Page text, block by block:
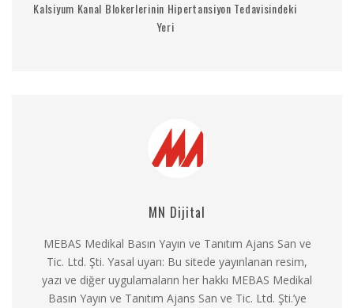
Kalsiyum Kanal Blokerlerinin Hipertansiyon Tedavisindeki
Yeri
MN Dijital
MEBAS Medikal Basın Yayın ve Tanıtım Ajans San ve
Tic. Ltd. Şti. Yasal uyarı: Bu sitede yayınlanan resim,
yazı ve diğer uygulamaların her hakkı MEBAS Medikal
Basın Yayın ve Tanıtım Ajans San ve Tic. Ltd. Şti.’ye